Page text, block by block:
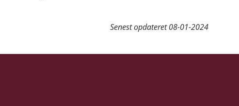
Senest opdateret08-01-2024